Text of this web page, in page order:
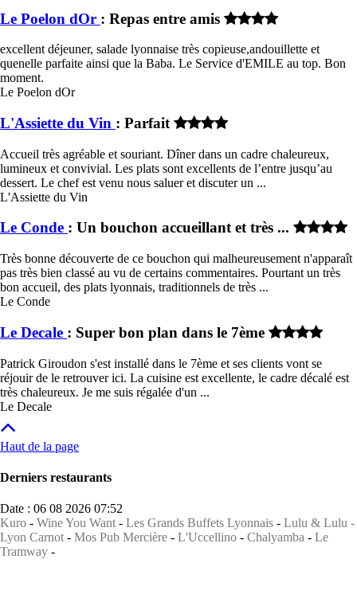
Le Poelon dOr : Repas entre amis
excellent déjeuner, salade lyonnaise très copieuse,andouillette et
quenelle parfaite ainsi que la Baba. Le Service d'EMILE au top. Bon
moment.
Le Poelon dOr
L'Assiette du Vin : Parfait
Accueil très agréable et souriant. Dîner dans un cadre chaleureux,
lumineux et convivial. Les plats sont excellents de l’entre jusqu’au
dessert. Le chef est venu nous saluer et discuter un ...
L'Assiette du Vin
Le Conde : Un bouchon accueillant et très ...
Très bonne découverte de ce bouchon qui malheureusement n'apparaît
pas très bien classé au vu de certains commentaires. Pourtant un très
bon accueil, des plats lyonnais, traditionnels de très ...
Le Conde
Le Decale : Super bon plan dans le 7ème
Patrick Giroudon s'est installé dans le 7ème et ses clients vont se
réjouir de le retrouver ici. La cuisine est excellente, le cadre décalé est
très chaleureux. Je me suis régalée d'un ...
Le Decale
Haut de la page
Derniers restaurants
Date : 06 08 2026 07:52
Kuro - Wine You Want - Les Grands Buffets Lyonnais - Lulu & Lulu -
Lyon Carnot - Mos Pub Mercière - L'Uccellino - Chalyamba - Le
Tramway -